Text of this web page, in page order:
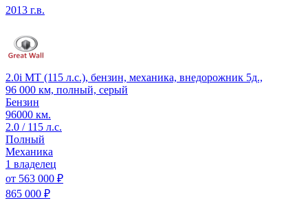
2013 г.в.
2.0i MT (115 л.с.), бензин, механика, внедорожник 5д.,
96 000 км, полный, серый
Бензин
96000 км.
2.0 / 115 л.с.
Полный
Механика
1 владелец
от 563 000 ₽
865 000 ₽